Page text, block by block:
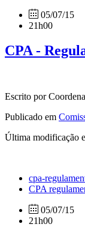
05/07/15
21h00
CPA -
Escrito por
Publicado em
Última modificação
cpa-
CPA
05/07/15
21h00